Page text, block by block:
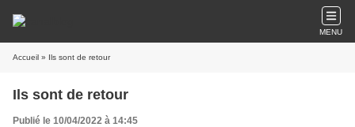
MENU
Accueil » Ils sont de retour
Ils sont de retour
Publié le 10/04/2022 à 14:45